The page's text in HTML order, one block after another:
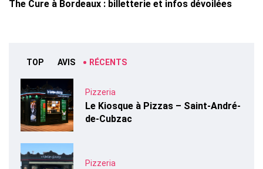
The Cure à Bordeaux : billetterie et infos dévoilées
TOP AVIS RÉCENTS
Pizzeria
Le Kiosque à Pizzas – Saint-André-
de-Cubzac
Pizzeria